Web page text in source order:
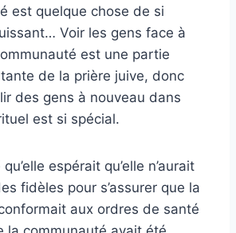
est quelque chose de si
Voir les gens face à
est une partie
de la prière juive, donc
des gens à nouveau dans
est si spécial.
espérait qu’elle n’aurait
fidèles pour s’assurer que la
aux ordres de santé